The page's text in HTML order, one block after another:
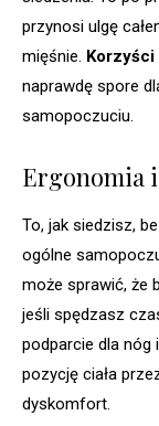
przynosi ulgę
mięśnie.
naprawdę spore
samopoczuciu.
Ergonomia
To, jak siedzisz,
ogólne
może sprawić, że
jeśli spędzasz
podparcie dla nóg
pozycję ciała
dyskomfort.